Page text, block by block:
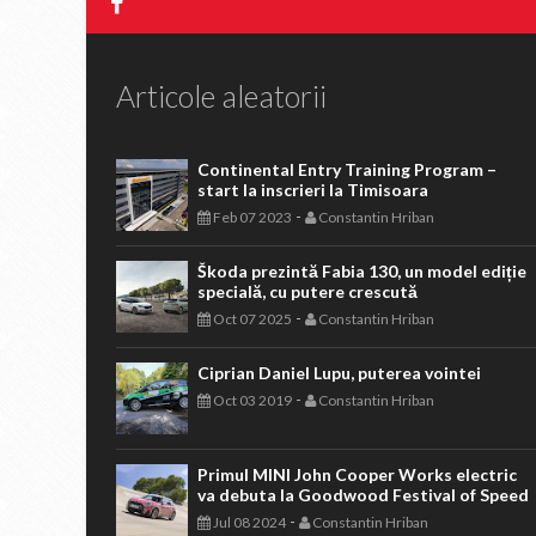
Articole aleatorii
Continental Entry Training Program –
start la inscrieri la Timisoara
Feb 07 2023 - Constantin Hriban
Škoda prezintă Fabia 130, un model ediție
specială, cu putere crescută
Oct 07 2025 - Constantin Hriban
Ciprian Daniel Lupu, puterea vointei
Oct 03 2019 - Constantin Hriban
Primul MINI John Cooper Works electric
va debuta la Goodwood Festival of Speed
Jul 08 2024- Constantin Hriban